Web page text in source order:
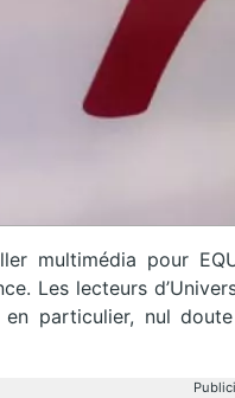
multimédia pour
Les lecteurs
particulier, nul